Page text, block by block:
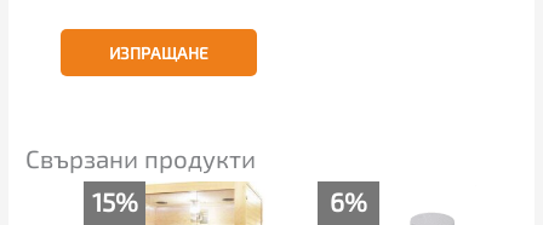
Свързани продукти
15%
Original
price
Текущата
цена
6%